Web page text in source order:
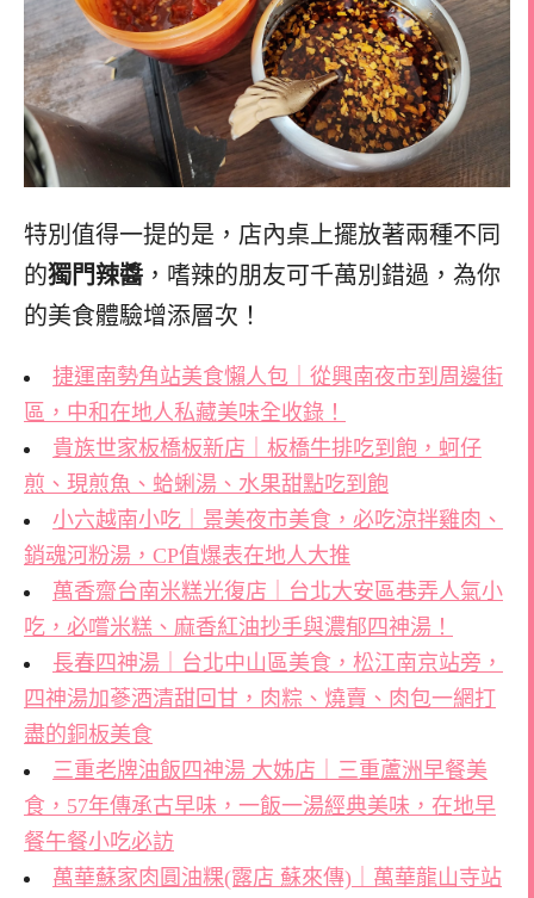
特別值得一提的是，店內桌上擺放著兩種不同
的獨門辣醬 ，嗜辣的朋友可千萬別錯過，為你
的美食體驗增添層次！
捷運南勢角站美食懶人包｜從興南夜市到周邊街
區，中和在地人私藏美味全收錄！
貴族世家板橋板新店｜板橋牛排吃到飽，蚵仔
煎、現煎魚、蛤蜊湯、水果甜點吃到飽
小六越南小吃｜景美夜市美食，必吃涼拌雞肉、
銷魂河粉湯，CP值爆表在地人大推
萬香齋台南米糕光復店｜台北大安區巷弄人氣小
吃，必嚐米糕、麻香紅油抄手與濃郁四神湯！
長春四神湯｜台北中山區美食，松江南京站旁，
四神湯加蔘酒清甜回甘，肉粽、燒賣、肉包一網打
盡的銅板美食
三重老牌油飯四神湯 大姊店｜三重蘆洲早餐美
食，57年傳承古早味，一飯一湯經典美味，在地早
餐午餐小吃必訪
萬華蘇家肉圓油粿(露店 蘇來傳)｜萬華龍山寺站